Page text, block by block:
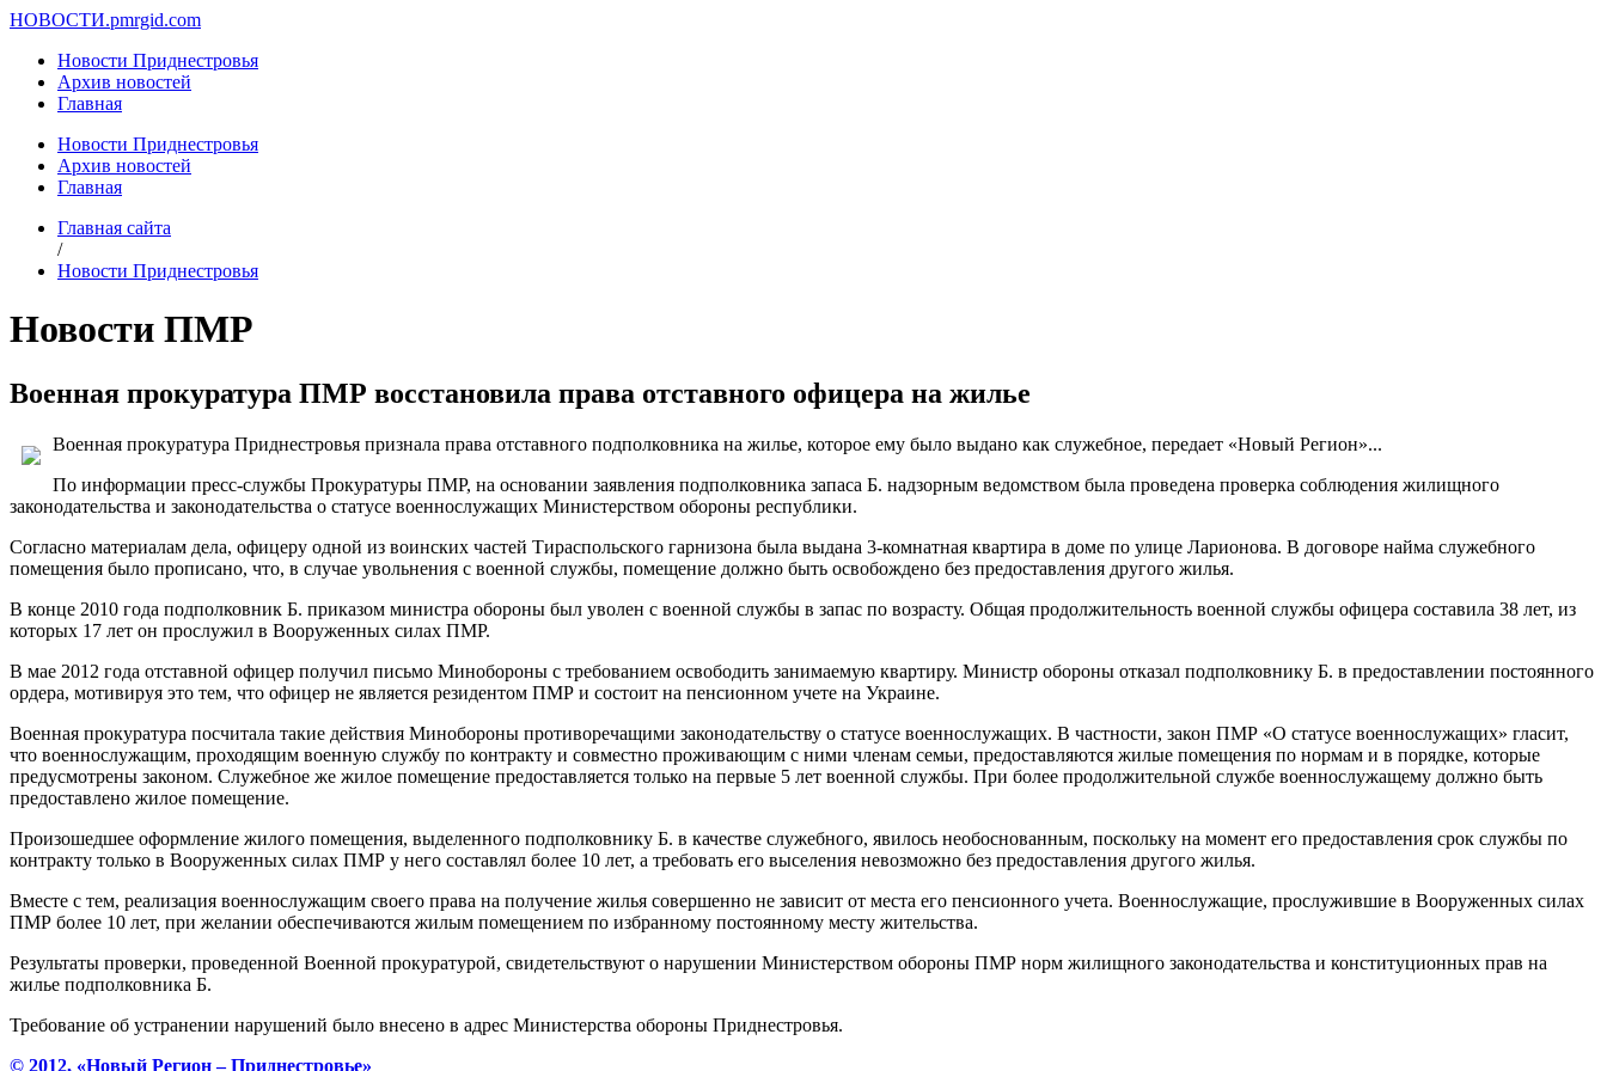
НОВОСТИ.pmrgid.com
Новости Приднестровья
Архив новостей
Главная
Новости Приднестровья
Архив новостей
Главная
Главная сайта
/
Новости Приднестровья
Новости ПМР
Военная прокуратура ПМР восстановила права отставного офицера на жилье
Военная прокуратура Приднестровья признала права отставного подполковника на жилье, которое ему было выдано как служебное, передает «Новый Регион»...
По информации пресс-службы Прокуратуры ПМР, на основании заявления подполковника запаса Б. надзорным ведомством была проведена проверка соблюдения жилищного
законодательства и законодательства о статусе военнослужащих Министерством обороны республики.
Согласно материалам дела, офицеру одной из воинских частей Тираспольского гарнизона была выдана 3-комнатная квартира в доме по улице Ларионова. В договоре найма служебного
помещения было прописано, что, в случае увольнения с военной службы, помещение должно быть освобождено без предоставления другого жилья.
В конце 2010 года подполковник Б. приказом министра обороны был уволен с военной службы в запас по возрасту. Общая продолжительность военной службы офицера составила 38 лет, из
которых 17 лет он прослужил в Вооруженных силах ПМР.
В мае 2012 года отставной офицер получил письмо Минобороны с требованием освободить занимаемую квартиру. Министр обороны отказал подполковнику Б. в предоставлении постоянного
ордера, мотивируя это тем, что офицер не является резидентом ПМР и состоит на пенсионном учете на Украине.
Военная прокуратура посчитала такие действия Минобороны противоречащими законодательству о статусе военнослужащих. В частности, закон ПМР «О статусе военнослужащих» гласит,
что военнослужащим, проходящим военную службу по контракту и совместно проживающим с ними членам семьи, предоставляются жилые помещения по нормам и в порядке, которые
предусмотрены законом. Служебное же жилое помещение предоставляется только на первые 5 лет военной службы. При более продолжительной службе военнослужащему должно быть
предоставлено жилое помещение.
Произошедшее оформление жилого помещения, выделенного подполковнику Б. в качестве служебного, явилось необоснованным, поскольку на момент его предоставления срок службы по
контракту только в Вооруженных силах ПМР у него составлял более 10 лет, а требовать его выселения невозможно без предоставления другого жилья.
Вместе с тем, реализация военнослужащим своего права на получение жилья совершенно не зависит от места его пенсионного учета. Военнослужащие, прослужившие в Вооруженных силах
ПМР более 10 лет, при желании обеспечиваются жилым помещением по избранному постоянному месту жительства.
Результаты проверки, проведенной Военной прокуратурой, свидетельствуют о нарушении Министерством обороны ПМР норм жилищного законодательства и конституционных прав на
жилье подполковника Б.
Требование об устранении нарушений было внесено в адрес Министерства обороны Приднестровья.
© 2012, «Новый Регион – Приднестровье»